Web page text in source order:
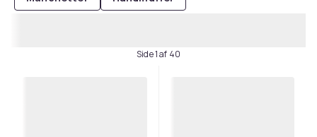
Side 1 af 40